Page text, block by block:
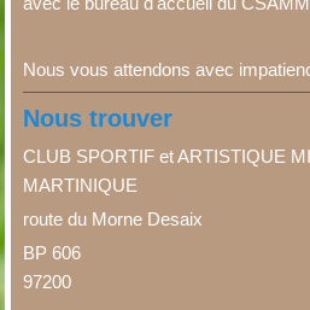
Nous vous attendons avec
Nous trouver
CLUB SPORTIF et ARTISTIQUE
MARTINIQUE
route du Morne Desaix
BP 606
97200